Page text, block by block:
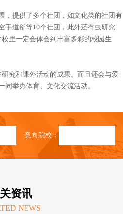
，提供了多个社团，如文化类的社团有
手道部等10个社团，此外还有虫研究
里一定会体会到丰富多彩的校园生
究和课外活动的成果。而且还会与爱
举办体育、文化交流活动。
意向院校：
资讯
NEWS